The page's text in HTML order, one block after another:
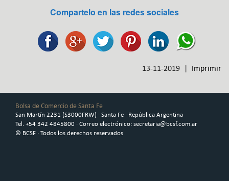
Compartelo en las redes sociales
13-11-2019 | Imprimir
Bolsa de Comercio de Santa Fe
San Martín 2231 (S3000FRW) · Santa Fe · República Argentina
Tel. +54 342 4845800 · Correo electrónico: secretaria@bcsf.com.ar
© BCSF · Todos los derechos reservados